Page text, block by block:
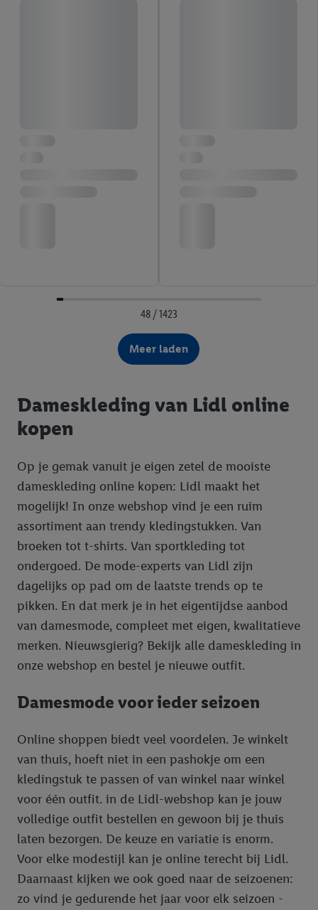
48 / 1423
Meer laden
Dameskleding van Lidl online
kopen
Op je gemak vanuit je eigen zetel de mooiste
dameskleding online kopen: Lidl maakt het
mogelijk! In onze webshop vind je een ruim
assortiment aan trendy kledingstukken. Van
broeken tot t-shirts. Van sportkleding tot
ondergoed. De mode-experts van Lidl zijn
dagelijks op pad om de laatste trends op te
pikken. En dat merk je in het eigentijdse aanbod
van damesmode, compleet met eigen, kwalitatieve
merken. Nieuwsgierig? Bekijk alle dameskleding in
onze webshop en bestel je nieuwe outfit.
Damesmode voor ieder seizoen
Online shoppen biedt veel voordelen. Je winkelt
van thuis, hoeft niet in een pashokje om een
kledingstuk te passen of van winkel naar winkel
voor één outfit. in de Lidl-webshop kan je jouw
volledige outfit bestellen en gewoon bij je thuis
laten bezorgen. De keuze en variatie is enorm.
Voor elke modestijl kan je online terecht bij Lidl.
Daarnaast kijken we ook goed naar de seizoenen:
zo vind je gedurende het jaar voor elk seizoen -